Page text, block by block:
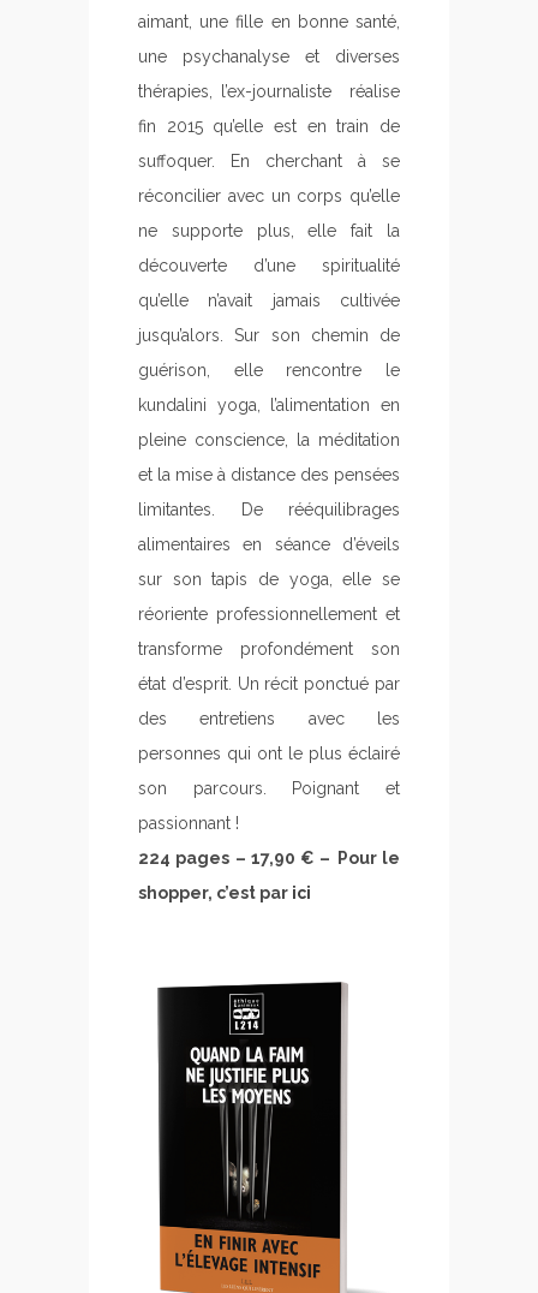
aimant, une fille en bonne santé,
une psychanalyse et diverses
thérapies, l’ex-journaliste réalise
fin 2015 qu’elle est en train de
suffoquer. En cherchant à se
réconcilier avec un corps qu’elle
ne supporte plus, elle fait la
découverte d’une spiritualité
qu’elle n’avait jamais cultivée
jusqu’alors. Sur son chemin de
guérison, elle rencontre le
kundalini yoga, l’alimentation en
pleine conscience, la méditation
et la mise à distance des pensées
limitantes. De rééquilibrages
alimentaires en séance d’éveils
sur son tapis de yoga, elle se
réoriente professionnellement et
transforme profondément son
état d’esprit. Un récit ponctué par
des entretiens avec les
personnes qui ont le plus éclairé
son parcours. Poignant et
passionnant !
224 pages – 17,90 € –
Pour le
shopper, c’est par ici